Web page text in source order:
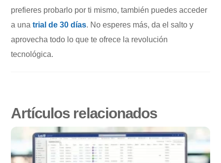
prefieres probarlo por ti mismo, también puedes acceder
a una trial de 30 días. No esperes más, da el salto y
aprovecha todo lo que te ofrece la revolución
tecnológica.